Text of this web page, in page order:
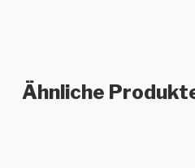
Ähnliche